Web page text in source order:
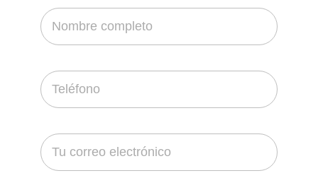
• Habas Enchiladas
• Merengues Mini
• Pepitas con Cascara
• Glorias
• Churritos Sal
• Churritos Picantes
• Tamarindo Banderillon Sal